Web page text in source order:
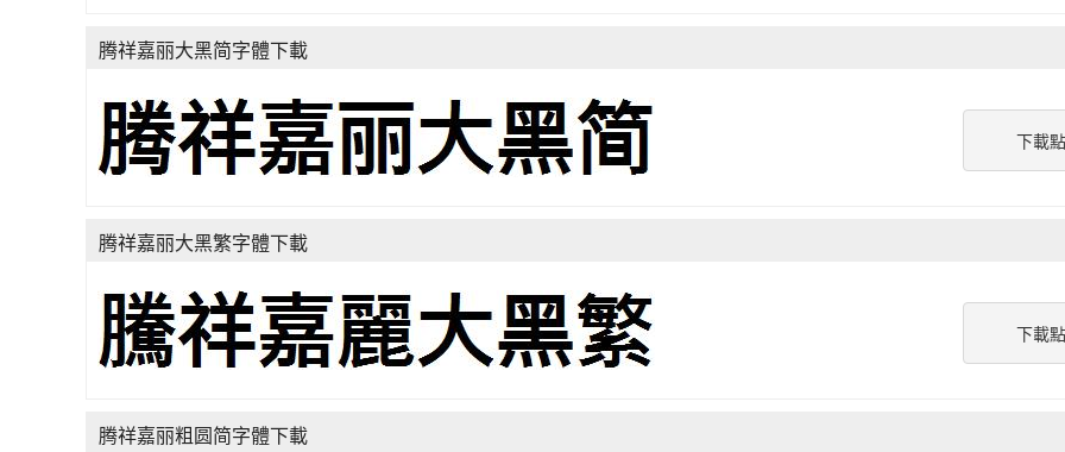
下載點
腾祥嘉丽大黑简字體下載
下載點
腾祥嘉丽大黑繁字體下載
腾祥嘉丽粗圆简字體下載